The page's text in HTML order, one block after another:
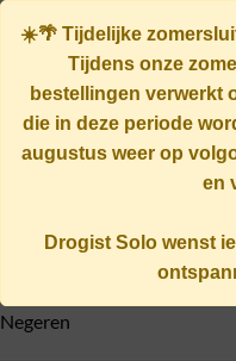
☀️🌴 Tijdelijke
Tijdens onze
bestellingen verwerkt
die in deze periode
augustusweer op
en
Drogist Solo wenst
Negeren